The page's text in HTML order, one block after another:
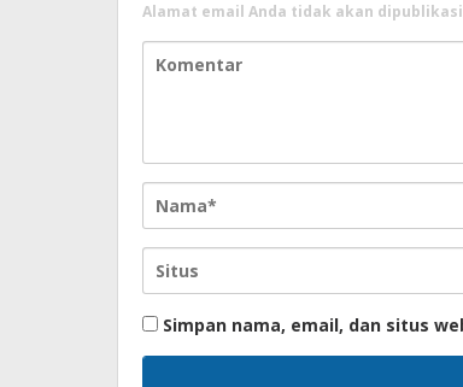
Alamat email Anda tidak akan
Simpan nama, email, dan situs